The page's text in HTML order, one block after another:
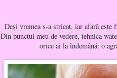
Deşi vremea s-a stricat, iar afară este
Din punctul meu de vedere, tehnica
orice ai la îndemână: o